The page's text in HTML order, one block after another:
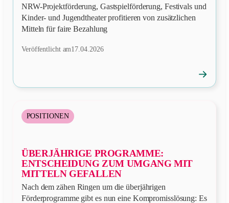
NRW-Projektförderung, Gastspielförderung, Festivals und
Kinder- und Jugendtheater profitieren von zusätzlichen
Mitteln für faire Bezahlung
Veröffentlicht am17.04.2026
News
öffnen
→
POSITIONEN
ÜBERJÄHRIGE PROGRAMME:
ENTSCHEIDUNG ZUM UMGANG MIT
MITTELN GEFALLEN
Nach dem zähen Ringen um die überjährigen
Förderprogramme gibt es nun eine Kompromisslösung: Es